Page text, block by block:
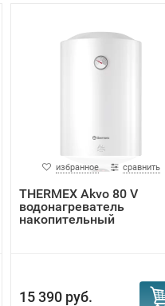
избранное сравнить
THERMEX Akvo 80 V
водонагреватель
накопительный
15 390 руб.